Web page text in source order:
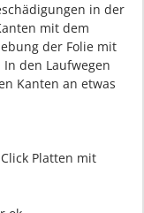
in der
mit dem
der Folie mit
den Laufwegen
Kanten an etwas
Platten mit